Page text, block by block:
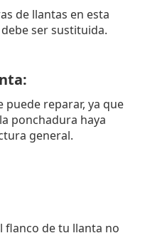
de llantas en esta
ser sustituida.
puede reparar, ya que
ponchadura haya
general.
flanco de tu llanta no